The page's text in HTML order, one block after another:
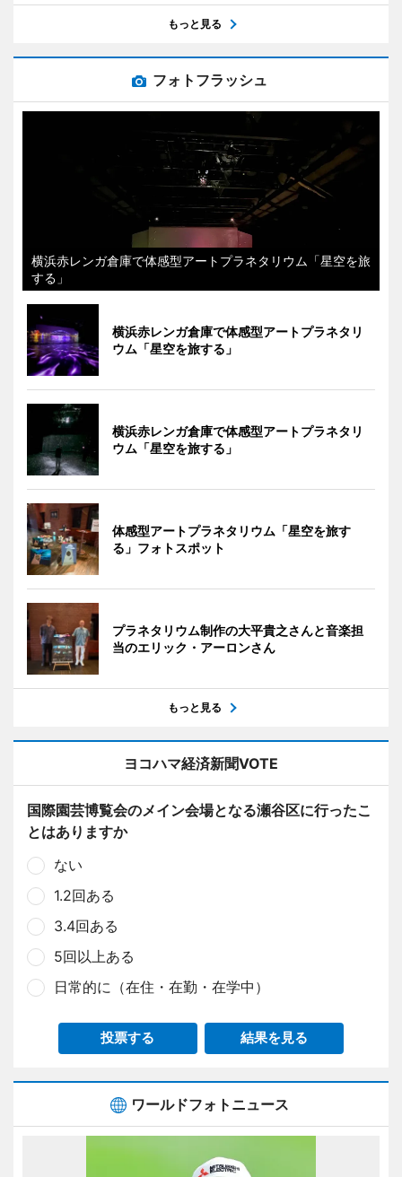
もっと見る
フォトフラッシュ
横浜赤レンガ倉庫で体感型アートプラネタリウム「星空を旅
する」
横浜赤レンガ倉庫で体感型アートプラネタリ
ウム「星空を旅する」
横浜赤レンガ倉庫で体感型アートプラネタリ
ウム「星空を旅する」
体感型アートプラネタリウム「星空を旅す
る」フォトスポット
プラネタリウム制作の大平貴之さんと音楽担
当のエリック・アーロンさん
もっと見る
ヨコハマ経済新聞VOTE
国際園芸博覧会のメイン会場となる瀬谷区に行ったこ
とはありますか
ない
1.2回ある
3.4回ある
5回以上ある
日常的に（在住・在勤・在学中）
投票する 結果を見る
ワールドフォトニュース